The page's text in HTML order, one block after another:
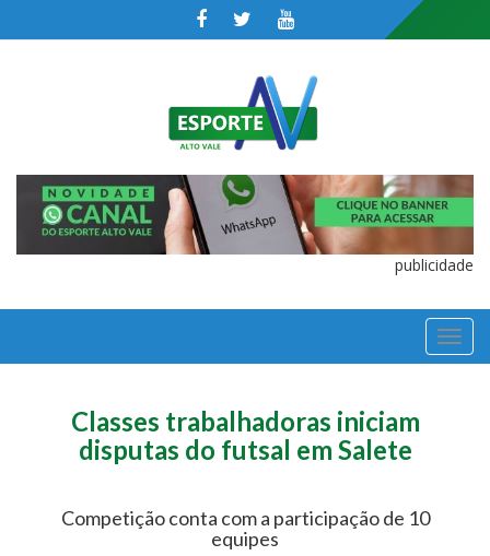
publicidade
Classes trabalhadoras iniciam
disputas do futsal em Salete
Competição conta com a participação de 10
equipes